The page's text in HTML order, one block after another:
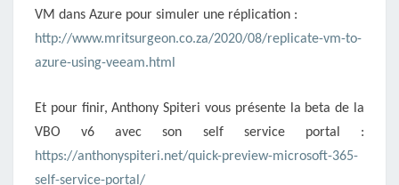
VM dans Azure pour simuler une réplication :
http://www.mritsurgeon.co.za/2020/08/replicate-vm-to-
azure-using-veeam.html
Et pour finir, Anthony Spiteri vous présente la beta de la
VBO v6 avec son self service portal :
https://anthonyspiteri.net/quick-preview-microsoft-365-
self-service-portal/